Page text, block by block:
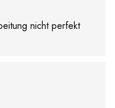
nicht perfekt